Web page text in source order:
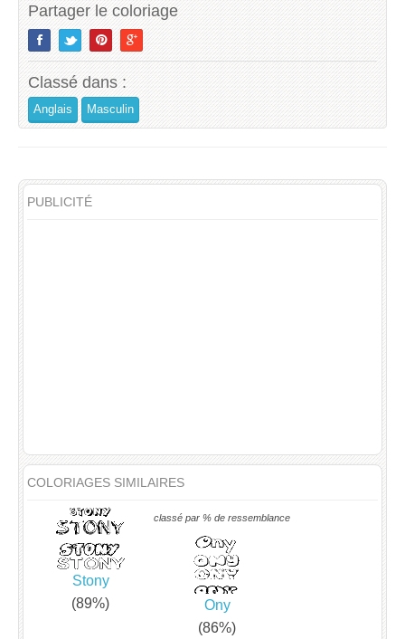
Partager le coloriage
Classé dans :
Anglais Masculin
PUBLICITÉ
COLORIAGES SIMILAIRES
classé par % de ressemblance
Stony
(89%)
Ony
(86%)